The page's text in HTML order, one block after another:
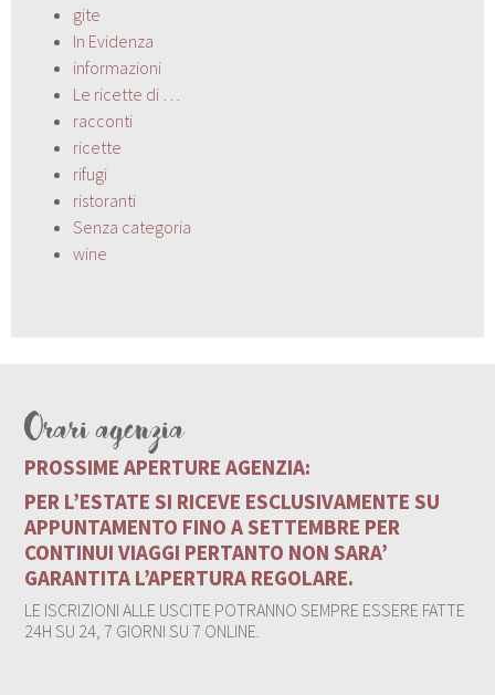
gite
In Evidenza
informazioni
Le ricette di …
racconti
ricette
rifugi
ristoranti
Senza categoria
wine
Orari agenzia
PROSSIME APERTURE AGENZIA:
PER L’ESTATE SI RICEVE ESCLUSIVAMENTE SU
APPUNTAMENTO FINO A SETTEMBRE PER
CONTINUI VIAGGI PERTANTO NON SARA’
GARANTITA L’APERTURA REGOLARE.
LE ISCRIZIONI ALLE USCITE POTRANNO SEMPRE ESSERE FATTE
24H SU 24, 7 GIORNI SU 7 ONLINE.